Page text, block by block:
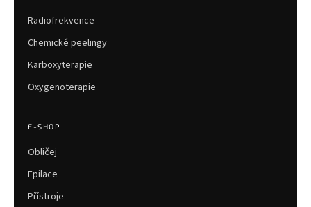
Radiofrekvence
Chemické peelingy
Karboxyterapie
Oxygenoterapie
E-SHOP
Obličej
Epilace
Přístroje